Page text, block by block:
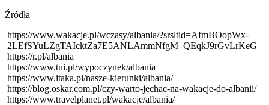
Źródła
https://www.wakacje.pl/wczasy/albania/?srsltid=AfmBOopWx-
2LEfSYuLZgTAIcktZa7E5ANLAmmNfgM_QEqkJ9rGvLrKeG
https://r.pl/albania
https://www.tui.pl/wypoczynek/albania
https://www.itaka.pl/nasze-kierunki/albania/
https://blog.oskar.com.pl/czy-warto-jechac-na-wakacje-do-albanii/
https://www.travelplanet.pl/wakacje/albania/